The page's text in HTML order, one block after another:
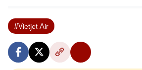
#Vietjet Air